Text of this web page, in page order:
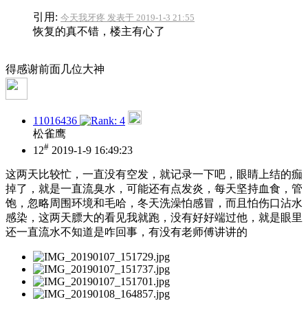
引用: 今天我牙疼 发表于 2019-1-3 21:55
恢复的真不错，楼主有心了
得感谢前面几位大神
11016436
松雀鹰
12# 2019-1-9 16:49:23
这两天比较忙，一直没有空发，就记录一下吧，眼睛上结的痂
掉了，就是一直流臭水，可能还有点发炎，每天坚持血食，管
饱，忽略周围环境和毛哈，冬天洗澡怕感冒，而且怕伤口沾水
感染，这两天膘大的看见我就跑，没有好好端过他，就是眼里
还一直流水不知道是咋回事，有没有老师傅讲讲的